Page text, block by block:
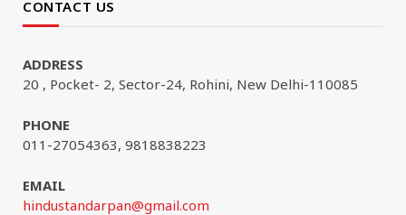
CONTACT US
ADDRESS
20 , Pocket- 2, Sector-24, Rohini, New Delhi-110085
PHONE
011-27054363, 9818838223
EMAIL
hindustandarpan@gmail.com